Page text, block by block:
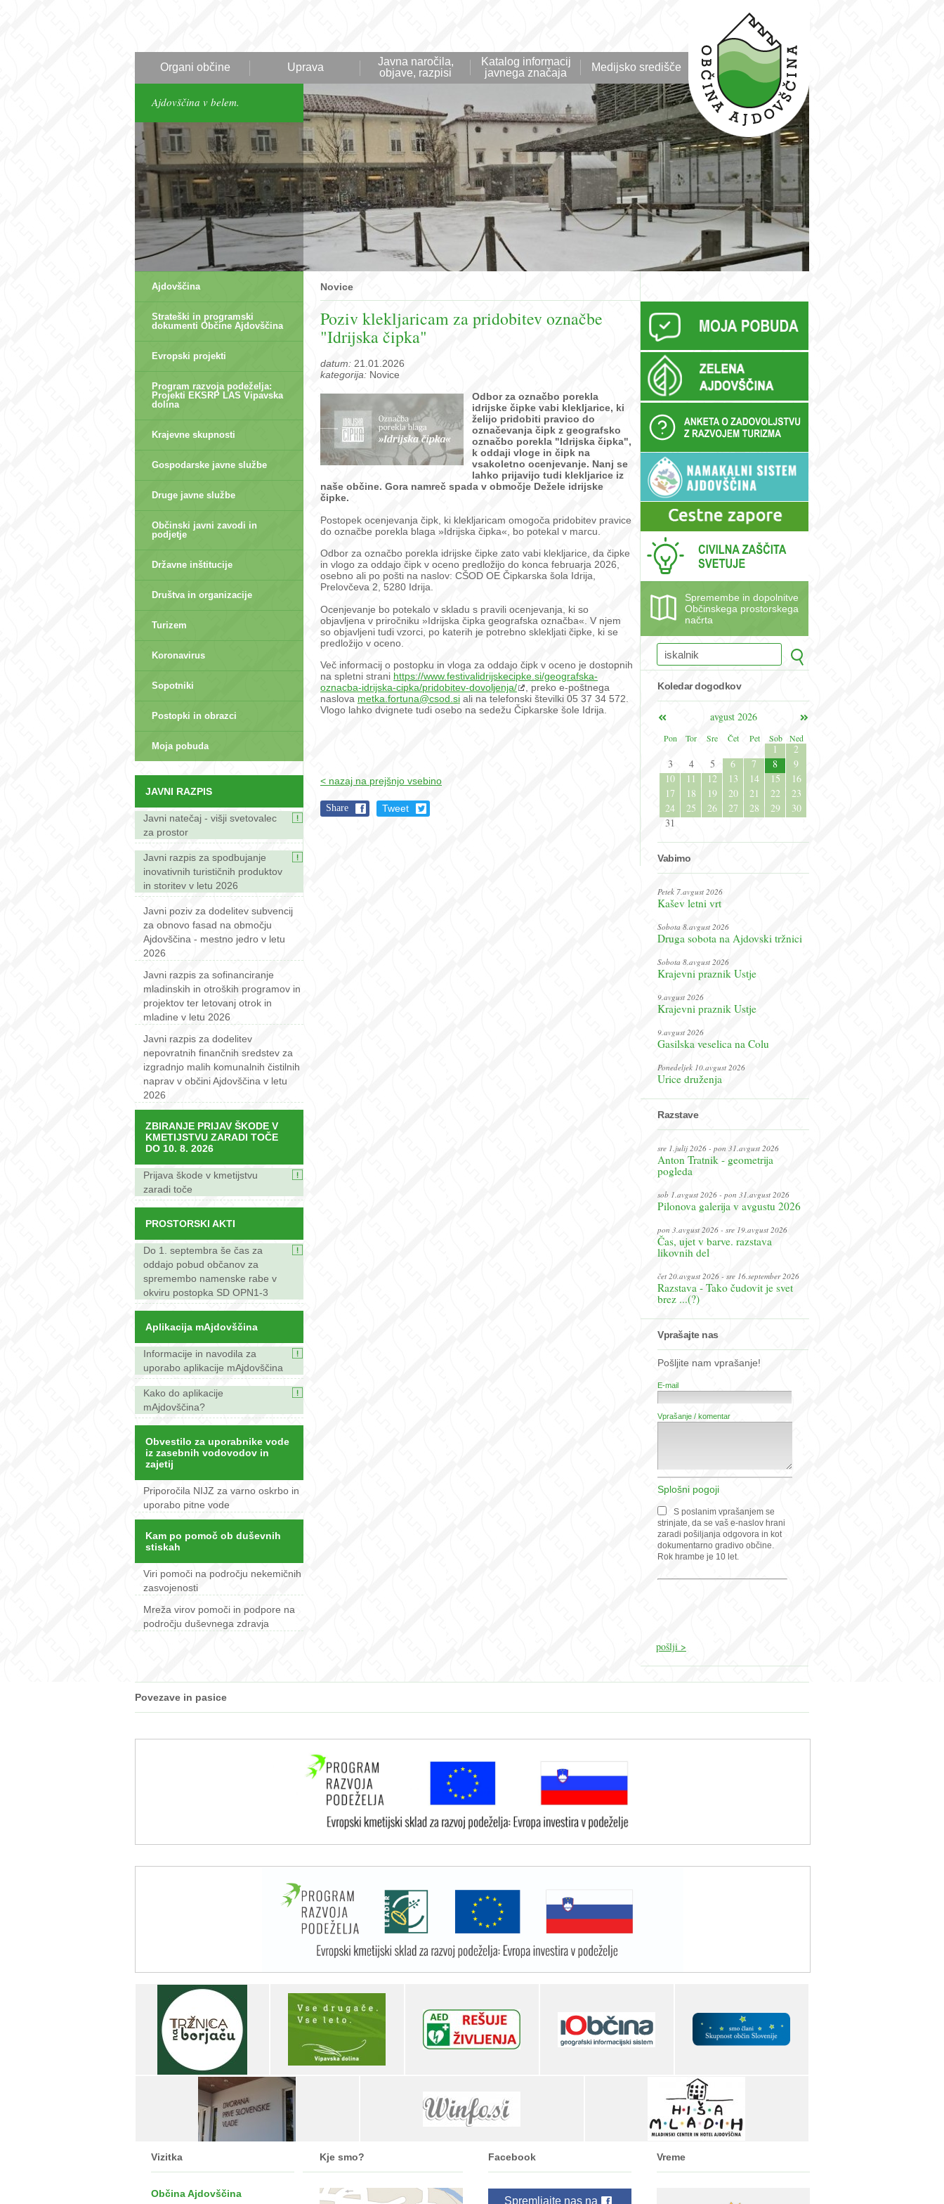
Organi občine Uprava
Javna naročila,
objave, razpisi
Katalog informacij
javnega značaja
Medijsko središče
Ajdovščina v belem.
Ajdovščina
Strateški in programski
dokumenti Občine Ajdovščina
Evropski projekti
Program razvoja podeželja:
Projekti EKSRP LAS Vipavska
dolina
Krajevne skupnosti
Gospodarske javne službe
Druge javne službe
Občinski javni zavodi in
podjetje
Državne inštitucije
Društva in organizacije
Turizem
Koronavirus
Sopotniki
Postopki in obrazci
Moja pobuda
JAVNI RAZPIS
Javni natečaj - višji svetovalec
za prostor
Javni razpis za spodbujanje
inovativnih turističnih produktov
in storitev v letu 2026
Javni poziv za dodelitev subvencij
za obnovo fasad na območju
Ajdovščina - mestno jedro v letu
2026
Javni razpis za sofinanciranje
mladinskih in otroških programov in
projektov ter letovanj otrok in
mladine v letu 2026
Javni razpis za dodelitev
nepovratnih finančnih sredstev za
izgradnjo malih komunalnih čistilnih
naprav v občini Ajdovščina v letu
2026
ZBIRANJE PRIJAV ŠKODE V
KMETIJSTVU ZARADI TOČE
DO 10. 8. 2026
Prijava škode v kmetijstvu
zaradi toče
PROSTORSKI AKTI
Do 1. septembra še čas za
oddajo pobud občanov za
spremembo namenske rabe v
okviru postopka SD OPN1-3
Aplikacija mAjdovščina
Informacije in navodila za
uporabo aplikacije mAjdovščina
Kako do aplikacije
mAjdovščina?
Obvestilo za uporabnike vode
iz zasebnih vodovodov in
zajetij
Priporočila NIJZ za varno oskrbo in
uporabo pitne vode
Kam po pomoč ob duševnih
stiskah
Viri pomoči na področju nekemičnih
zasvojenosti
Mreža virov pomoči in podpore na
področju duševnega zdravja
Novice
Poziv klekljaricam za pridobitev označbe
"Idrijska čipka"
datum: 21.01.2026
kategorija: Novice
Odbor za označbo porekla
idrijske čipke vabi klekljarice, ki
želijo pridobiti pravico do
označevanja čipk z geografsko
označbo porekla "Idrijska čipka",
k oddaji vloge in čipk na
vsakoletno ocenjevanje. Nanj se
lahko prijavijo tudi klekljarice iz
naše občine. Gora namreč spada v območje Dežele idrijske
čipke.
Postopek ocenjevanja čipk, ki klekljaricam omogoča pridobitev pravice
do označbe porekla blaga »Idrijska čipka«, bo potekal v marcu.
Odbor za označbo porekla idrijske čipke zato vabi klekljarice, da čipke
in vlogo za oddajo čipk v oceno predložijo do konca februarja 2026,
osebno ali po pošti na naslov: CŠOD OE Čipkarska šola Idrija,
Prelovčeva 2, 5280 Idrija.
Ocenjevanje bo potekalo v skladu s pravili ocenjevanja, ki so
objavljena v priročniku »Idrijska čipka geografska označba«. V njem
so objavljeni tudi vzorci, po katerih je potrebno sklekljati čipke, ki se
predložijo v oceno.
Več informacij o postopku in vloga za oddajo čipk v oceno je dostopnih
na spletni strani https://www.festivalidrijskecipke.si/geografska-
oznacba-idrijska-cipka/pridobitev-dovoljenja/
, preko e-poštnega
naslova metka.fortuna@csod.si ali na telefonski številki 05 37 34 572.
Vlogo lahko dvignete tudi osebo na sedežu Čipkarske šole Idrija.
< nazaj na prejšnjo vsebino
Share Tweet
Spremembe in dopolnitve
Občinskega prostorskega
načrta
Koledar dogodkov
avgust 2026
Pon
Tor Sre Čet Pet Sob Ned
1
2
3
4 5 6 7 8
9
10
11 12 13 14 15
16
17
18 19 20 21 22
23
24
25 26 27 28 29
30
31
Vabimo
Petek 7.avgust 2026
Kašev letni vrt
Sobota 8.avgust 2026
Druga sobota na Ajdovski tržnici
Sobota 8.avgust 2026
Krajevni praznik Ustje
9.avgust 2026
Krajevni praznik Ustje
9.avgust 2026
Gasilska veselica na Colu
Ponedeljek 10.avgust 2026
Urice druženja
Razstave
sre 1.julij 2026 - pon 31.avgust 2026
Anton Tratnik - geometrija
pogleda
sob 1.avgust 2026 - pon 31.avgust 2026
Pilonova galerija v avgustu 2026
pon 3.avgust 2026 - sre 19.avgust 2026
Čas, ujet v barve. razstava
likovnih del
čet 20.avgust 2026 - sre 16.september 2026
Razstava - Tako čudovit je svet
brez ...(?)
Vprašajte nas
Pošljite nam vprašanje!
E-mail
Vprašanje / komentar
Splošni pogoji
S poslanim vprašanjem se
strinjate, da se vaš e-naslov hrani
zaradi pošiljanja odgovora in kot
dokumentarno gradivo občine.
Rok hrambe je 10 let.
Povezave in pasice
Vizitka
Občina Ajdovščina
Kje smo? Facebook
Spremljajte nas na
Vreme